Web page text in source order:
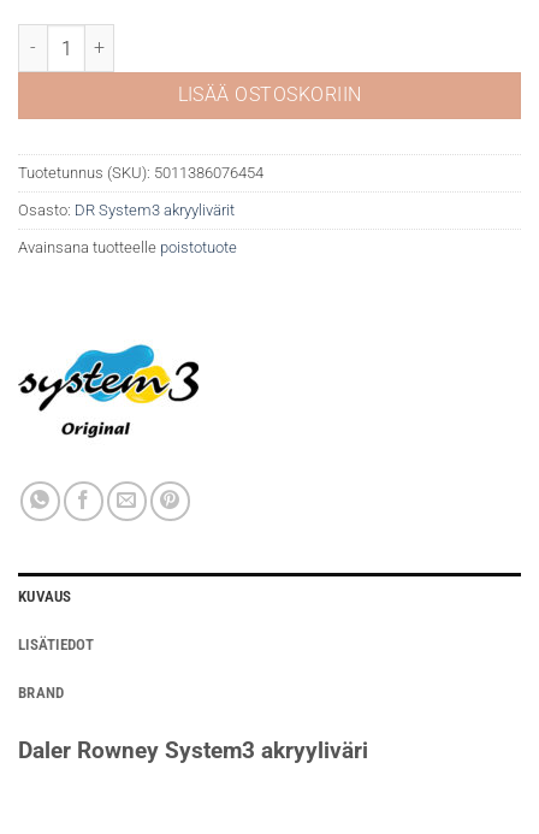
DR System 3 akryyli 006 Zinc mixing white määrä
LISÄÄ OSTOSKORIIN
Tuotetunnus (SKU): 5011386076454
Osasto: DR System3 akryylivärit
Avainsana tuotteelle poistotuote
KUVAUS
LISÄTIEDOT
BRAND
Daler Rowney System3 akryyliväri